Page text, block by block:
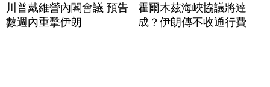
川普戴維營內閣會議 預告
數週內重擊伊朗
霍爾木茲海峽協議將達
成？伊朗傳不收通行費